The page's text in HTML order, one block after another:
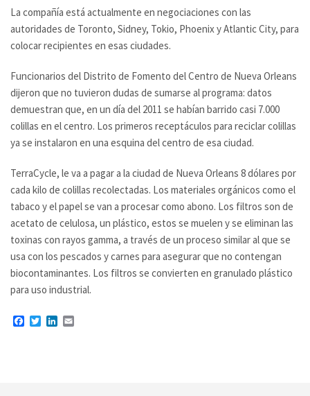
La compañía está actualmente en negociaciones con las
autoridades de Toronto, Sidney, Tokio, Phoenix y Atlantic City, para
colocar recipientes en esas ciudades.
Funcionarios del Distrito de Fomento del Centro de Nueva Orleans
dijeron que no tuvieron dudas de sumarse al programa: datos
demuestran que, en un día del 2011 se habían barrido casi 7.000
colillas en el centro. Los primeros receptáculos para reciclar colillas
ya se instalaron en una esquina del centro de esa ciudad.
TerraCycle, le va a pagar a la ciudad de Nueva Orleans 8 dólares por
cada kilo de colillas recolectadas. Los materiales orgánicos como el
tabaco y el papel se van a procesar como abono. Los filtros son de
acetato de celulosa, un plástico, estos se muelen y se eliminan las
toxinas con rayos gamma, a través de un proceso similar al que se
usa con los pescados y carnes para asegurar que no contengan
biocontaminantes. Los filtros se convierten en granulado plástico
para uso industrial.
Facebook
TwitterLinkedIn